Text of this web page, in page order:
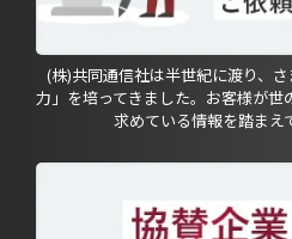
(株)共同通信社は半世紀に渡り、
力」を培ってきました。お客様が
求めている情報を踏まえ